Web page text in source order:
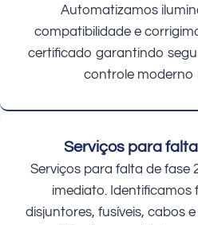
Automatizamos
compatibilidade e
certificado garantindo
controle moderno
Serviços para
Serviços para falta de fase
imediato. Identificamos
disjuntores, fusíveis, cabos